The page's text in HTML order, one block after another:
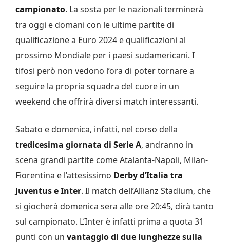
campionato. La sosta per le nazionali terminerà
tra oggi e domani con le ultime partite di
qualificazione a Euro 2024 e qualificazioni al
prossimo Mondiale per i paesi sudamericani. I
tifosi però non vedono l’ora di poter tornare a
seguire la propria squadra del cuore in un
weekend che offrirà diversi match interessanti.
Sabato e domenica, infatti, nel corso della
tredicesima giornata di Serie A, andranno in
scena grandi partite come Atalanta-Napoli, Milan-
Fiorentina e l’attesissimo Derby d’Italia tra
Juventus e Inter. Il match dell’Allianz Stadium, che
si giocherà domenica sera alle ore 20:45, dirà tanto
sul campionato. L’Inter è infatti prima a quota 31
punti con un vantaggio di due lunghezze sulla